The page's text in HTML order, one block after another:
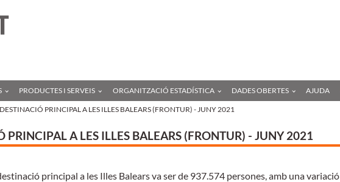
PRODUCTES I SERVEIS ORGANITZACIÓ ESTADÍSTICA DADES OBERTES AJUDA
PRINCIPAL A LES ILLES BALEARS (FRONTUR) - JUNY 2021
PRINCIPAL A LES ILLES BALEARS (FRONTUR) - JUNY 2021
principal a les Illes Balears va ser de 937.574 persones, amb una variació